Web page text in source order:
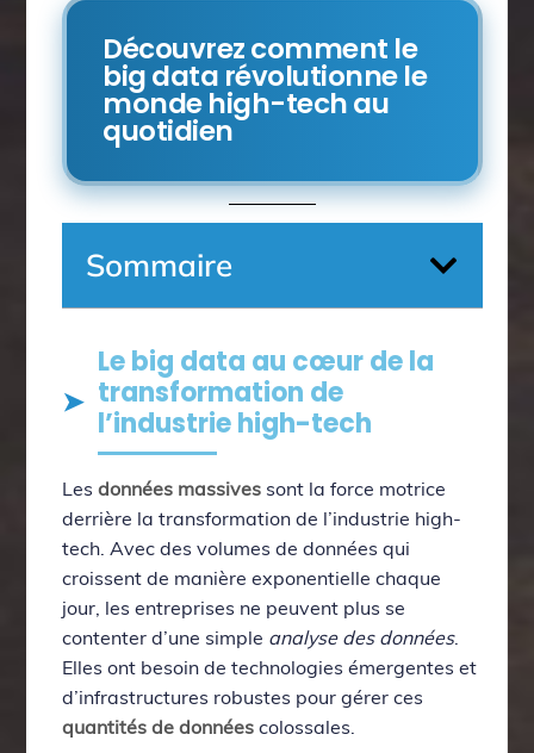
Découvrez comment le
big data révolutionne le
monde high-tech au
quotidien
Sommaire
Le big data au cœur de la
transformation de
l’industrie high-tech
Lesdonnées massives sont la force motrice
derrière la transformation de l’industrie high-
tech. Avec des volumes de données qui
croissent de manière exponentielle chaque
jour, les entreprises ne peuvent plus se
contenter d’une simple analyse des données.
Elles ont besoin de technologies émergentes et
d’infrastructures robustes pour gérer ces
quantités de données colossales.